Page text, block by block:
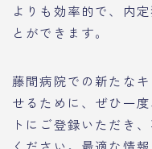
よりも効率的で、内
とができます。
藤間病院での新たな
せるために、ぜひ一
トにご登録いただき